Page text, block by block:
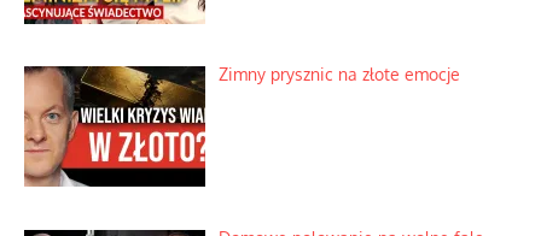
Zimny prysznic na złote emocje